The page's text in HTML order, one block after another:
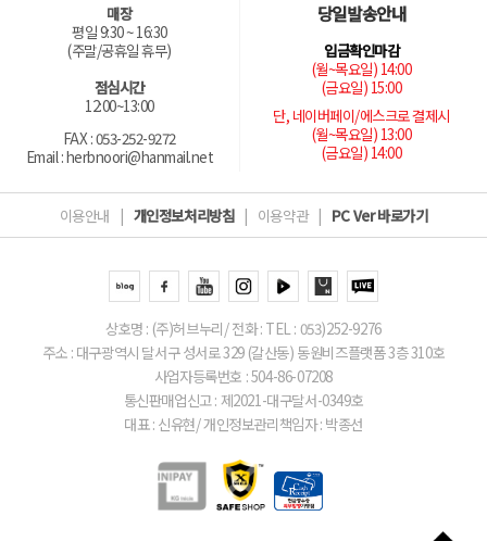
매장
평일 9:30 ~ 16:30
(주말/공휴일 휴무)
점심시간
12:00~13:00
FAX : 053-252-9272
Email : herbnoori@hanmail.net
당일발송안내
입금확인마감
(월~목요일) 14:00
(금요일) 15:00
단, 네이버페이/에스크로 결제시
(월~목요일) 13:00
(금요일) 14:00
이용안내 | 개인정보처리방침 | 이용약관 | PC Ver 바로가기
상호명 : (주)허브누리/ 전화 : TEL : 053)252-9276
주소 : 대구광역시 달서구 성서로 329 (갈산동) 동원비즈플랫폼 3층 310호
사업자등록번호 : 504-86-07208
통신판매업신고 : 제2021-대구달서-0349호
대표 : 신유현/ 개인정보관리책임자 : 박종선